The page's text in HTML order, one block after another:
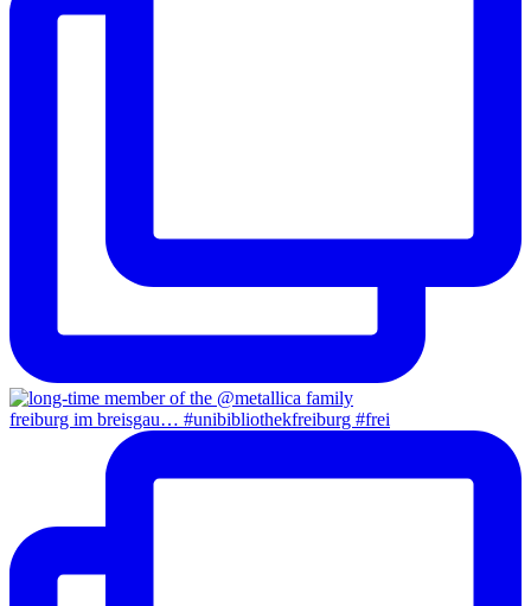
freiburg im breisgau… #unibibliothekfreiburg #frei